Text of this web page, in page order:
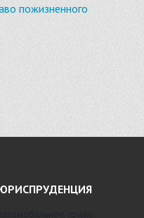
пожизненного